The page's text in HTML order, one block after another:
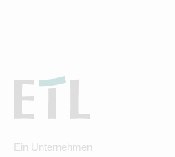
Ein Unternehmen